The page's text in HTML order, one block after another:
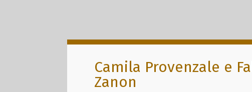
Camila Provenzale e
Zanon